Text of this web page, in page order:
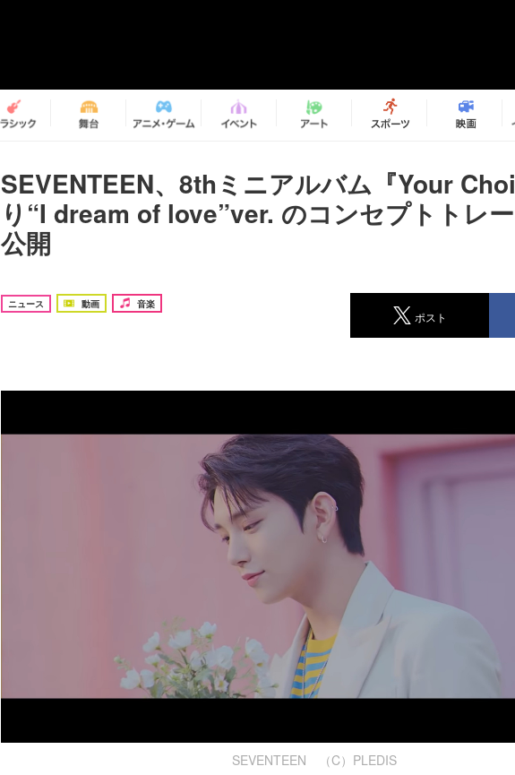
SEVENTEEN、8thミニアルバム『Your
り“I dream of love”ver. のコンセプトトレ
公開
ニュース 動画 音楽
ポスト
SEVENTEEN （C）PLEDIS